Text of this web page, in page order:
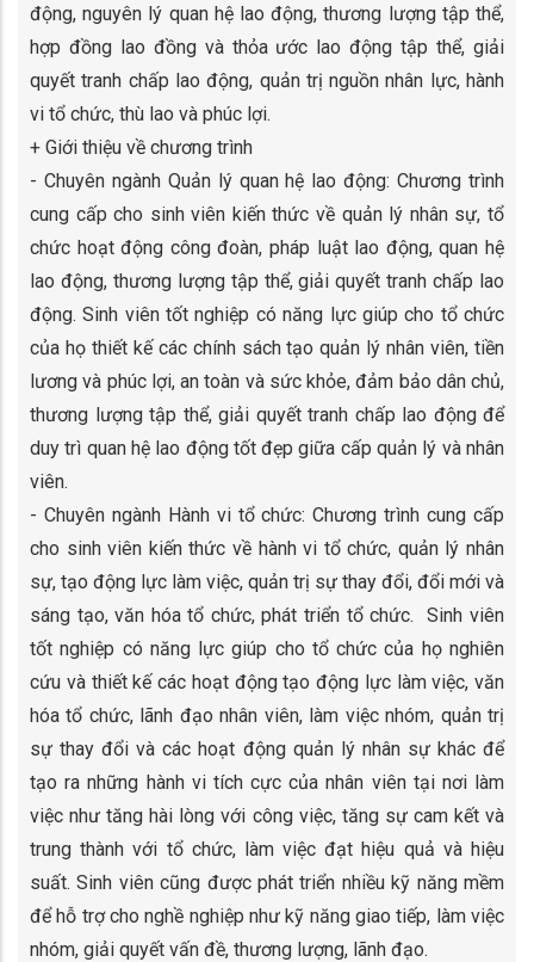
động, nguyên lý quan hệ lao động, thương lượng tập thể,
hợp đồng lao đồng và thỏa ước lao động tập thể, giải
quyết tranh chấp lao động, quản trị nguồn nhân lực, hành
vi tổ chức, thù lao và phúc lợi.
+ Giới thiệu về chương trình
- Chuyên ngành Quản lý quan hệ lao động: Chương trình
cung cấp cho sinh viên kiến thức về quản lý nhân sự, tổ
chức hoạt động công đoàn, pháp luật lao động, quan hệ
lao động, thương lượng tập thể, giải quyết tranh chấp lao
động. Sinh viên tốt nghiệp có năng lực giúp cho tổ chức
của họ thiết kế các chính sách tạo quản lý nhân viên, tiền
lương và phúc lợi, an toàn và sức khỏe, đảm bảo dân chủ,
thương lượng tập thể, giải quyết tranh chấp lao động để
duy trì quan hệ lao động tốt đẹp giữa cấp quản lý và nhân
viên.
- Chuyên ngành Hành vi tổ chức: Chương trình cung cấp
cho sinh viên kiến thức về hành vi tổ chức, quản lý nhân
sự, tạo động lực làm việc, quản trị sự thay đổi, đổi mới và
sáng tạo, văn hóa tổ chức, phát triển tổ chức. Sinh viên
tốt nghiệp có năng lực giúp cho tổ chức của họ nghiên
cứu và thiết kế các hoạt động tạo động lực làm việc, văn
hóa tổ chức, lãnh đạo nhân viên, làm việc nhóm, quản trị
sự thay đổi và các hoạt động quản lý nhân sự khác để
tạo ra những hành vi tích cực của nhân viên tại nơi làm
việc như tăng hài lòng với công việc, tăng sự cam kết và
trung thành với tổ chức, làm việc đạt hiệu quả và hiệu
suất. Sinh viên cũng được phát triển nhiều kỹ năng mềm
để hỗ trợ cho nghề nghiệp như kỹ năng giao tiếp, làm việc
nhóm, giải quyết vấn đề, thương lượng, lãnh đạo.